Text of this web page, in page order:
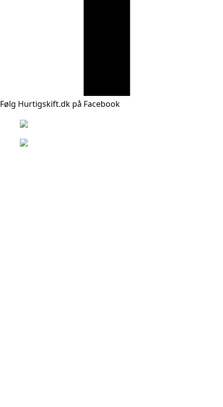
Følg Hurtigskift.dk på Facebook